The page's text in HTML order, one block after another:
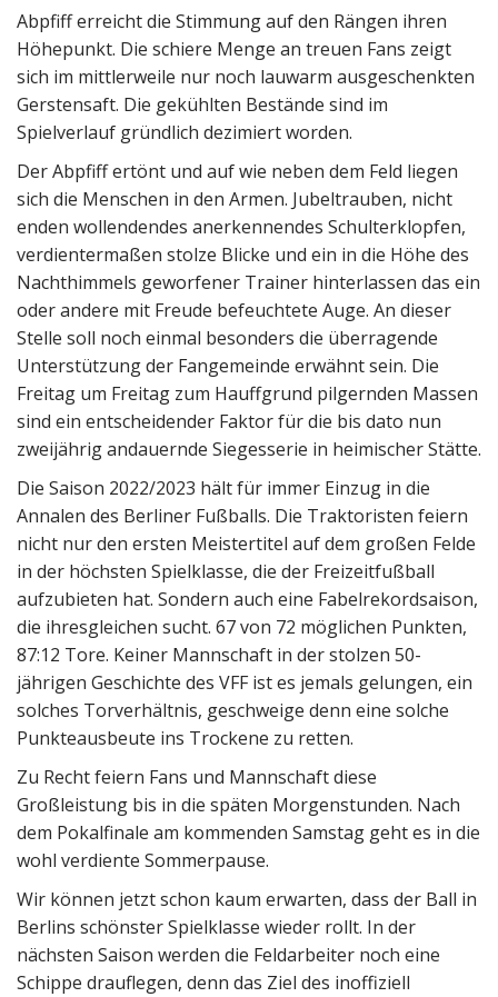
Abpfiff erreicht die Stimmung auf den Rängen ihren
Höhepunkt. Die schiere Menge an treuen Fans zeigt
sich im mittlerweile nur noch lauwarm ausgeschenkten
Gerstensaft. Die gekühlten Bestände sind im
Spielverlauf gründlich dezimiert worden.
Der Abpfiff ertönt und auf wie neben dem Feld liegen
sich die Menschen in den Armen. Jubeltrauben, nicht
enden wollendendes anerkennendes Schulterklopfen,
verdientermaßen stolze Blicke und ein in die Höhe des
Nachthimmels geworfener Trainer hinterlassen das ein
oder andere mit Freude befeuchtete Auge. An dieser
Stelle soll noch einmal besonders die überragende
Unterstützung der Fangemeinde erwähnt sein. Die
Freitag um Freitag zum Hauffgrund pilgernden Massen
sind ein entscheidender Faktor für die bis dato nun
zweijährig andauernde Siegesserie in heimischer Stätte.
Die Saison 2022/2023 hält für immer Einzug in die
Annalen des Berliner Fußballs. Die Traktoristen feiern
nicht nur den ersten Meistertitel auf dem großen Felde
in der höchsten Spielklasse, die der Freizeitfußball
aufzubieten hat. Sondern auch eine Fabelrekordsaison,
die ihresgleichen sucht. 67 von 72 möglichen Punkten,
87:12 Tore. Keiner Mannschaft in der stolzen 50-
jährigen Geschichte des VFF ist es jemals gelungen, ein
solches Torverhältnis, geschweige denn eine solche
Punkteausbeute ins Trockene zu retten.
Zu Recht feiern Fans und Mannschaft diese
Großleistung bis in die späten Morgenstunden. Nach
dem Pokalfinale am kommenden Samstag geht es in die
wohl verdiente Sommerpause.
Wir können jetzt schon kaum erwarten, dass der Ball in
Berlins schönster Spielklasse wieder rollt. In der
nächsten Saison werden die Feldarbeiter noch eine
Schippe drauflegen, denn das Ziel des inoffiziell